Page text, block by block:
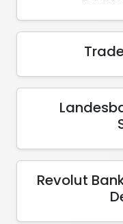
Revolut